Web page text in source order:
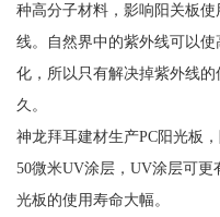
种高分子材料，影响阳关板
线。自然界中的紫外线可以
化，所以只有解决掉紫外线
久。
神龙拜耳建材生产PC阳光板
50微米UV涂层，UV涂层可
光板的使用寿命大幅。